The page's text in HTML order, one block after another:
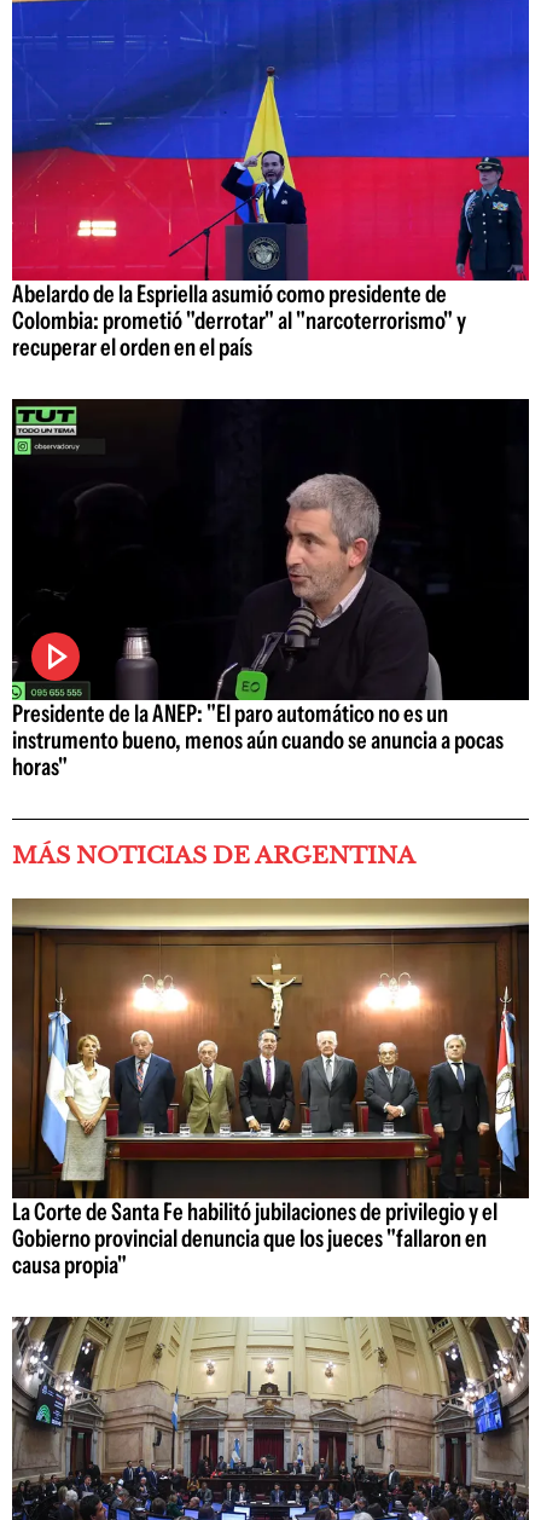
Abelardo de la Espriella asumió como presidente de
Colombia: prometió "derrotar" al "narcoterrorismo" y
recuperar el orden en el país
Presidente de la ANEP: "El paro automático no es un
instrumento bueno, menos aún cuando se anuncia a pocas
horas"
MÁS NOTICIAS DE ARGENTINA
La Corte de Santa Fe habilitó jubilaciones de privilegio y el
Gobierno provincial denuncia que los jueces "fallaron en
causa propia"